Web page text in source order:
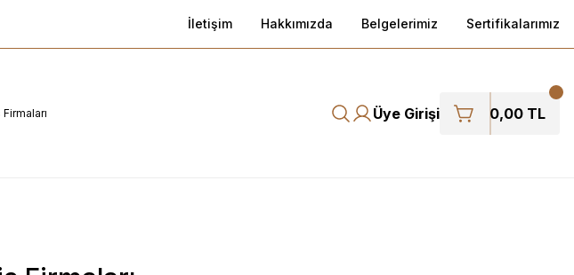
İletişim Hakkımızda Belgelerimiz Sertifikalarımız
Üye Girişi 0,00 TL